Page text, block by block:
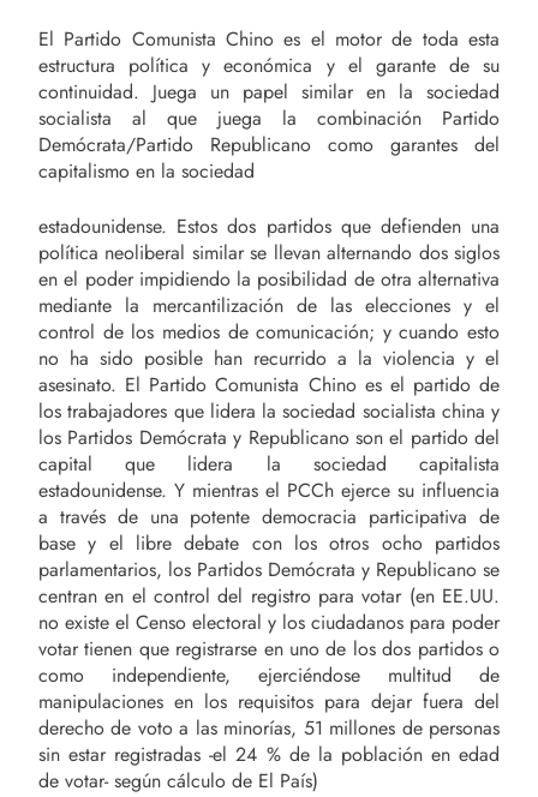
El Partido Comunista Chino es el motor de toda esta
estructura política y económica y el garante de su
continuidad. Juega un papel similar en la sociedad
socialista al que juega la combinación Partido
Demócrata/Partido Republicano como garantes del
capitalismo en la sociedad
estadounidense. Estos dos partidos que defienden una
política neoliberal similar se llevan alternando dos siglos
en el poder impidiendo la posibilidad de otra alternativa
mediante la mercantilización de las elecciones y el
control de los medios de comunicación; y cuando esto
no ha sido posible han recurrido a la violencia y el
asesinato. El Partido Comunista Chino es el partido de
los trabajadores que lidera la sociedad socialista china y
los Partidos Demócrata y Republicano son el partido del
capital que lidera la sociedad capitalista
estadounidense. Y mientras el PCCh ejerce su influencia
a través de una potente democracia participativa de
base y el libre debate con los otros ocho partidos
parlamentarios, los Partidos Demócrata y Republicano se
centran en el control del registro para votar (en EE.UU.
no existe el Censo electoral y los ciudadanos para poder
votar tienen que registrarse en uno de los dos partidos o
como independiente, ejerciéndose multitud de
manipulaciones en los requisitos para dejar fuera del
derecho de voto a las minorías, 51 millones de personas
sin estar registradas -el 24 % de la población en edad
de votar- según cálculo de El País)